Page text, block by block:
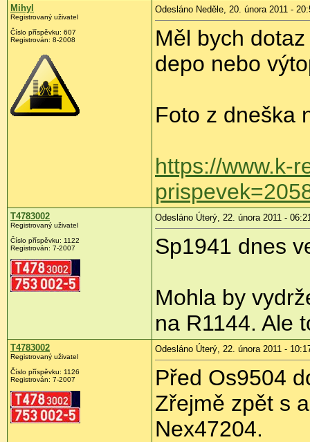
Mihyl
Registrovaný uživatel
Číslo příspěvku: 607
Registrován: 8-2008
Odesláno Neděle, 20. února 2011 -
Měl bych
depo nebo
Foto z dneška
https://www.k-
T4783002
Registrovaný uživatel
Číslo příspěvku: 1122
Registrován: 7-2007
Odesláno Úterý, 22. února 2011 -
Sp1941 dnes
Mohla by
na R1144. Ale
T4783002
Registrovaný uživatel
Číslo příspěvku: 1126
Registrován: 7-2007
Odesláno Úterý, 22. února 2011 -
Před Os9504
Zřejmě zpět s
Nex47204.